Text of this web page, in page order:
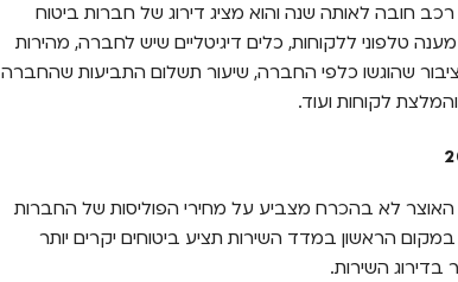
חובה לאותה שנה והוא מציג דירוג של חברות ביטוח
טלפוני ללקוחות, כלים דיגיטליים שיש לחברה, מהירות
שהוגשו כלפי החברה, שיעור תשלום התביעות שהחברה
לקוחות ועוד.
לא בהכרח מצביע על מחירי הפוליסות של החברות
הראשון במדד השירות תציע ביטוחים יקרים יותר
בדירוג השירות.